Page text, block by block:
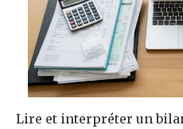
Lire et interpréter un